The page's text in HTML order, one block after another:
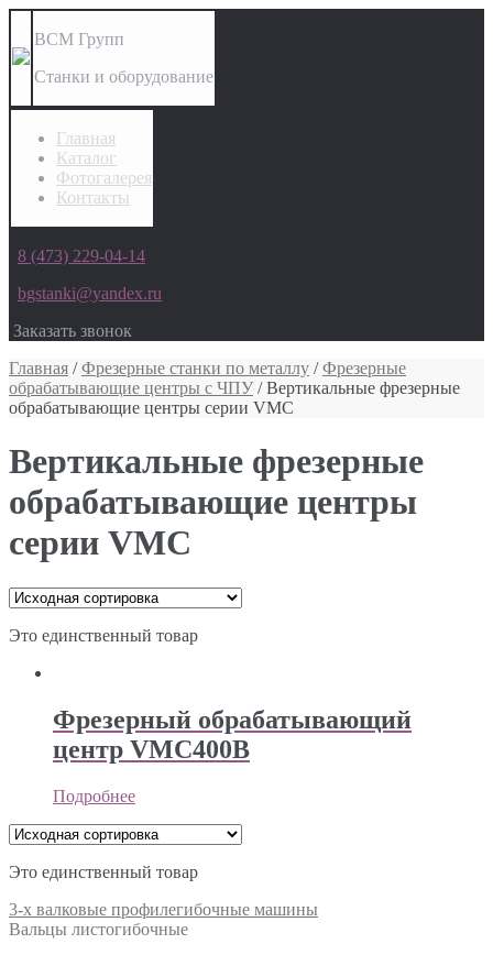
ВСМ Групп
Станки и оборудование
Главная
Каталог
Фотогалерея
Контакты
8 (473) 229-04-14
bgstanki@yandex.ru
Заказать звонок
Главная /Фрезерные станки по металлу /Фрезерные
обрабатывающие центры с ЧПУ / Вертикальные фрезерные
обрабатывающие центры серии VMC
Вертикальные фрезерные
обрабатывающие центры
серии VMC
Это единственный товар
Фрезерный обрабатывающий
центр VMC400B
Подробнее
Это единственный товар
3-х валковые профилегибочные машины
Вальцы листогибочные